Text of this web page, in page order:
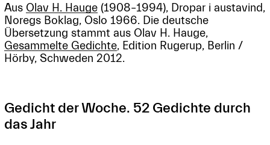
Aus Olav H. Hauge(1908–1994), Dropar i austavind,
Noregs Boklag, Oslo 1966. Die deutsche
Übersetzung stammt aus Olav H. Hauge,
Gesammelte Gedichte, Edition Rugerup, Berlin /
Hörby, Schweden 2012.
Gedicht der Woche. 52 Gedichte durch
das Jahr